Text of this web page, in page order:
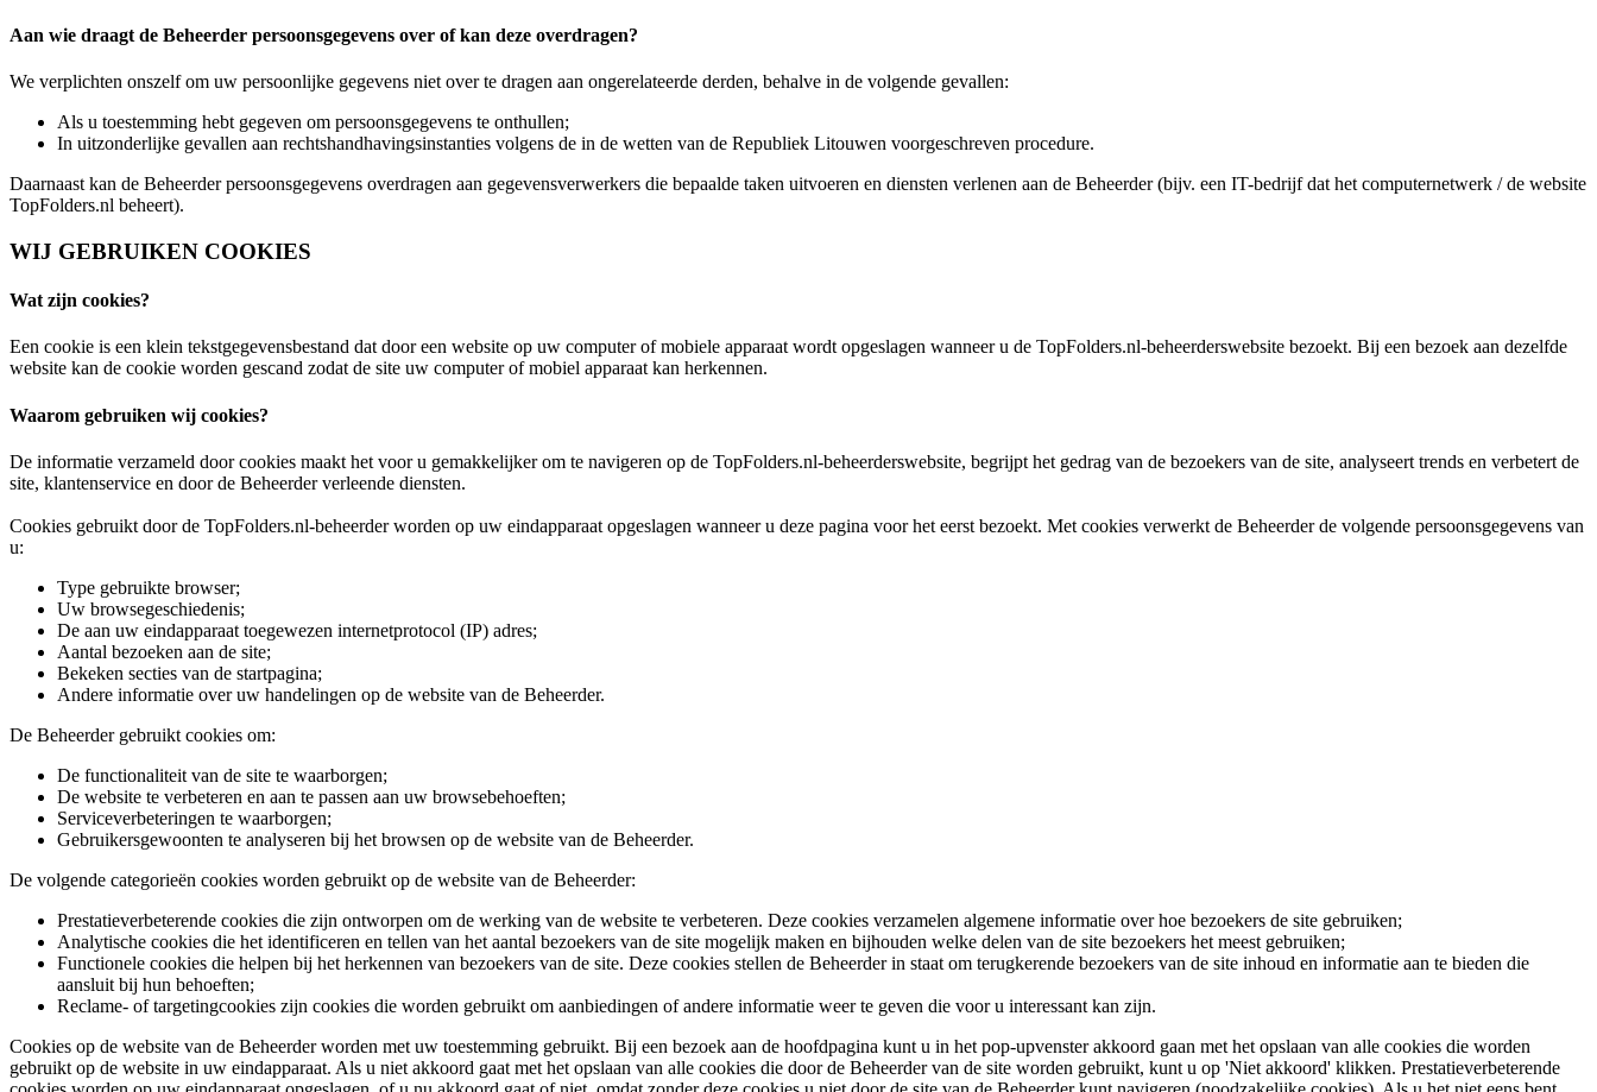
Aan wie draagt de Beheerder persoonsgegevens over of kan deze overdragen?
We verplichten onszelf om uw persoonlijke gegevens niet over te dragen aan ongerelateerde derden, behalve in de volgende gevallen:
Als u toestemming hebt gegeven om persoonsgegevens te onthullen;
In uitzonderlijke gevallen aan rechtshandhavingsinstanties volgens de in de wetten van de Republiek Litouwen voorgeschreven procedure.
Daarnaast kan de Beheerder persoonsgegevens overdragen aan gegevensverwerkers die bepaalde taken uitvoeren en diensten verlenen aan de Beheerder (bijv. een IT-bedrijf dat het computernetwerk / de website
TopFolders.nl beheert).
WIJ GEBRUIKEN COOKIES
Wat zijn cookies?
Een cookie is een klein tekstgegevensbestand dat door een website op uw computer of mobiele apparaat wordt opgeslagen wanneer u de TopFolders.nl-beheerderswebsite bezoekt. Bij een bezoek aan dezelfde
website kan de cookie worden gescand zodat de site uw computer of mobiel apparaat kan herkennen.
Waarom gebruiken wij cookies?
De informatie verzameld door cookies maakt het voor u gemakkelijker om te navigeren op de TopFolders.nl-beheerderswebsite, begrijpt het gedrag van de bezoekers van de site, analyseert trends en verbetert de
site, klantenservice en door de Beheerder verleende diensten.
Cookies gebruikt door de TopFolders.nl-beheerder worden op uw eindapparaat opgeslagen wanneer u deze pagina voor het eerst bezoekt. Met cookies verwerkt de Beheerder de volgende persoonsgegevens van
u:
Type gebruikte browser;
Uw browsegeschiedenis;
De aan uw eindapparaat toegewezen internetprotocol (IP) adres;
Aantal bezoeken aan de site;
Bekeken secties van de startpagina;
Andere informatie over uw handelingen op de website van de Beheerder.
De Beheerder gebruikt cookies om:
De functionaliteit van de site te waarborgen;
De website te verbeteren en aan te passen aan uw browsebehoeften;
Serviceverbeteringen te waarborgen;
Gebruikersgewoonten te analyseren bij het browsen op de website van de Beheerder.
De volgende categorieën cookies worden gebruikt op de website van de Beheerder:
Prestatieverbeterende cookies die zijn ontworpen om de werking van de website te verbeteren. Deze cookies verzamelen algemene informatie over hoe bezoekers de site gebruiken;
Analytische cookies die het identificeren en tellen van het aantal bezoekers van de site mogelijk maken en bijhouden welke delen van de site bezoekers het meest gebruiken;
Functionele cookies die helpen bij het herkennen van bezoekers van de site. Deze cookies stellen de Beheerder in staat om terugkerende bezoekers van de site inhoud en informatie aan te bieden die
aansluit bij hun behoeften;
Reclame- of targetingcookies zijn cookies die worden gebruikt om aanbiedingen of andere informatie weer te geven die voor u interessant kan zijn.
Cookies op de website van de Beheerder worden met uw toestemming gebruikt. Bij een bezoek aan de hoofdpagina kunt u in het pop-upvenster akkoord gaan met het opslaan van alle cookies die worden
gebruikt op de website in uw eindapparaat. Als u niet akkoord gaat met het opslaan van alle cookies die door de Beheerder van de site worden gebruikt, kunt u op 'Niet akkoord' klikken. Prestatieverbeterende